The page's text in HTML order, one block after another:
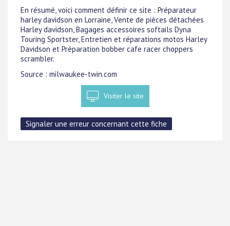
En résumé, voici comment définir ce site : Préparateur
harley davidson en Lorraine, Vente de pièces détachées
Harley davidson, Bagages accessoires softails Dyna
Touring Sportster, Entretien et réparations motos Harley
Davidson et Préparation bobber cafe racer choppers
scrambler.
Source : milwaukee-twin.com
Visiter le site